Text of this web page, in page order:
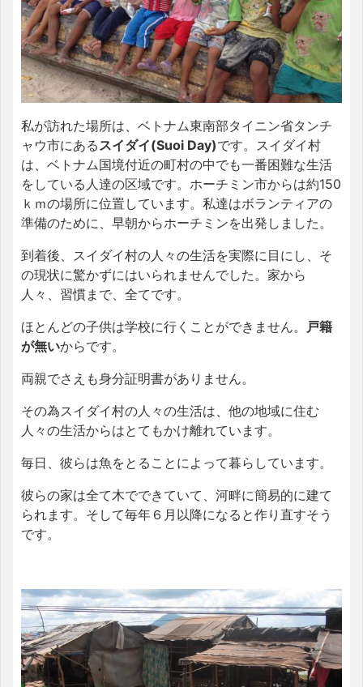
私が訪れた場所は、ベトナム東南部タイニン省タンチ
ャウ市にあるスイダイ(Suoi Day)です。スイダイ村
は、ベトナム国境付近の町村の中でも一番困難な生活
をしている人達の区域です。ホーチミン市からは約150
ｋｍの場所に位置しています。私達はボランティアの
準備のために、早朝からホーチミンを出発しました。
到着後、スイダイ村の人々の生活を実際に目にし、そ
の現状に驚かずにはいられませんでした。家から
人々、習慣まで、全てです。
ほとんどの子供は学校に行くことができません。 戸籍
が無いからです。
両親でさえも身分証明書がありません。
その為スイダイ村の人々の生活は、他の地域に住む
人々の生活からはとてもかけ離れています。
毎日、彼らは魚をとることによって暮らしています。
彼らの家は全て木でできていて、河畔に簡易的に建て
られます。そして毎年６月以降になると作り直すそう
です。